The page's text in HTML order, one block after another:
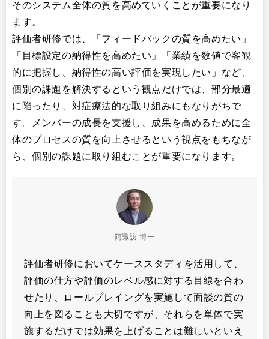
そのシステム全体の質を高めていくことが重要になり
ます。
評価者研修では、「フィードバックの質を高めたい」
「目標設定の納得性を高めたい」「業績を数値で客観
的に把握し、納得性の高い評価を実現したい」など、
個別の課題を解決するという観点だけでは、部分最適
に陥ったり、対症療法的な取り組みにもなりがちで
す。メンバーの成長を支援し、成果を高めるために全
体のプロセスの質を向上させるという視点をもちなが
ら、個別の課題に取り組むことが重要になります。
阿諏訪 博一
評価者研修においてケーススタディを活用して、
評価の仕方や評価のレベル感に対する目線を合わ
せたり、ロールプレイングを実施して面談の質の
向上を図ることも大切ですが、それらを単体で実
施するだけでは効果を上げることは難しいといえ